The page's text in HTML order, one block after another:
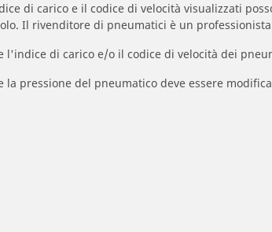
di carico e il codice di velocità visualizzati
Il rivenditore di pneumatici è un
l'indice di carico e/o il codice di velocità dei
la pressione del pneumatico deve essere